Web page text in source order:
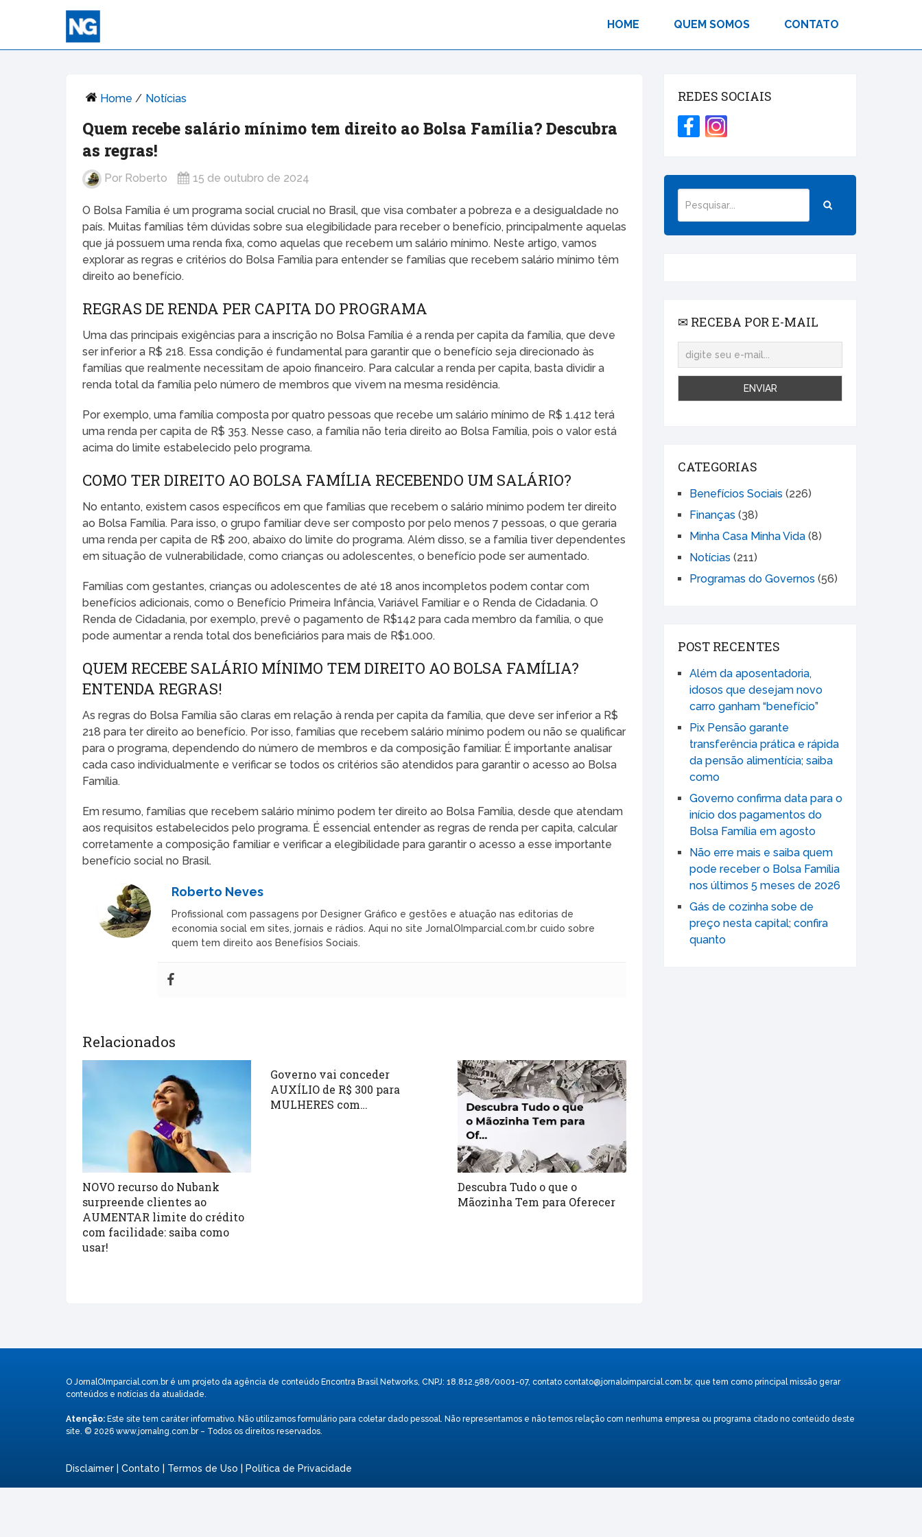
HOME QUEM SOMOS CONTATO
Home / Notícias
Quem recebe salário mínimo tem direito ao Bolsa Família? Descubra
as regras!
Por Roberto 15 de outubro de 2024
O Bolsa Família é um programa social crucial no Brasil, que visa combater a pobreza e a desigualdade no
país. Muitas famílias têm dúvidas sobre sua elegibilidade para receber o benefício, principalmente aquelas
que já possuem uma renda fixa, como aquelas que recebem um salário mínimo. Neste artigo, vamos
explorar as regras e critérios do Bolsa Família para entender se famílias que recebem salário mínimo têm
direito ao benefício.
REGRAS DE RENDA PER CAPITA DO PROGRAMA
Uma das principais exigências para a inscrição no Bolsa Família é a renda per capita da família, que deve
ser inferior a R$ 218. Essa condição é fundamental para garantir que o benefício seja direcionado às
famílias que realmente necessitam de apoio financeiro. Para calcular a renda per capita, basta dividir a
renda total da família pelo número de membros que vivem na mesma residência.
Por exemplo, uma família composta por quatro pessoas que recebe um salário mínimo de R$ 1.412 terá
uma renda per capita de R$ 353. Nesse caso, a família não teria direito ao Bolsa Família, pois o valor está
acima do limite estabelecido pelo programa.
COMO TER DIREITO AO BOLSA FAMÍLIA RECEBENDO UM SALÁRIO?
No entanto, existem casos específicos em que famílias que recebem o salário mínimo podem ter direito
ao Bolsa Família. Para isso, o grupo familiar deve ser composto por pelo menos 7 pessoas, o que geraria
uma renda per capita de R$ 200, abaixo do limite do programa. Além disso, se a família tiver dependentes
em situação de vulnerabilidade, como crianças ou adolescentes, o benefício pode ser aumentado.
Famílias com gestantes, crianças ou adolescentes de até 18 anos incompletos podem contar com
benefícios adicionais, como o Benefício Primeira Infância, Variável Familiar e o Renda de Cidadania. O
Renda de Cidadania, por exemplo, prevê o pagamento de R$142 para cada membro da família, o que
pode aumentar a renda total dos beneficiários para mais de R$1.000.
QUEM RECEBE SALÁRIO MÍNIMO TEM DIREITO AO BOLSA FAMÍLIA?
ENTENDA REGRAS!
As regras do Bolsa Família são claras em relação à renda per capita da família, que deve ser inferior a R$
218 para ter direito ao benefício. Por isso, famílias que recebem salário mínimo podem ou não se qualificar
para o programa, dependendo do número de membros e da composição familiar. É importante analisar
cada caso individualmente e verificar se todos os critérios são atendidos para garantir o acesso ao Bolsa
Família.
Em resumo, famílias que recebem salário mínimo podem ter direito ao Bolsa Família, desde que atendam
aos requisitos estabelecidos pelo programa. É essencial entender as regras de renda per capita, calcular
corretamente a composição familiar e verificar a elegibilidade para garantir o acesso a esse importante
benefício social no Brasil.
Roberto Neves
Profissional com passagens por Designer Gráfico e gestões e atuação nas editorias de
economia social em sites, jornais e rádios. Aqui no site JornalOImparcial.com.br cuido sobre
quem tem direito aos Benefísios Sociais.
Relacionados
NOVO recurso do Nubank
surpreende clientes ao
AUMENTAR limite do crédito
com facilidade: saiba como
usar!
Governo vai conceder
AUXÍLIO de R$ 300 para
MULHERES com…
Descubra Tudo o que o
Mãozinha Tem para Oferecer
REDES SOCIAIS
✉ RECEBA POR E-MAIL
CATEGORIAS
Benefícios Sociais (226)
Finanças (38)
Minha Casa Minha Vida (8)
Notícias (211)
Programas do Governos (56)
POST RECENTES
Além da aposentadoria,
idosos que desejam novo
carro ganham “benefício”
Pix Pensão garante
transferência prática e rápida
da pensão alimentícia; saiba
como
Governo confirma data para o
início dos pagamentos do
Bolsa Família em agosto
Não erre mais e saiba quem
pode receber o Bolsa Família
nos últimos 5 meses de 2026
Gás de cozinha sobe de
preço nesta capital; confira
quanto
O JornalOImparcial.com.br é um projeto da agência de conteúdo Encontra Brasil Networks, CNPJ: 18.812.588/0001-07, contato contato@jornaloimparcial.com.br, que tem como principal missão gerar
conteúdos e notícias da atualidade.
Atenção: Este site tem caráter informativo. Não utilizamos formulário para coletar dado pessoal. Não representamos e não temos relação com nenhuma empresa ou programa citado no conteúdo deste
site. © 2026 www.jornalng.com.br – Todos os direitos reservados.
Disclaimer Contato Termos de Uso Política de Privacidade